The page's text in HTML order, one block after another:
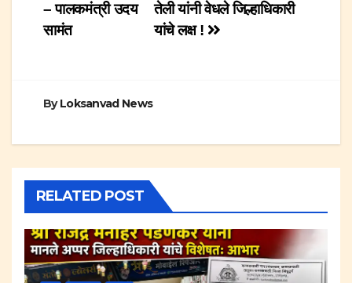
तेली यांनी वेधले जिल्हाधिकारी
यांचे लक्ष !
– पालकमंत्री उदय
सामंत
ByLoksanvad News
RELATED POST